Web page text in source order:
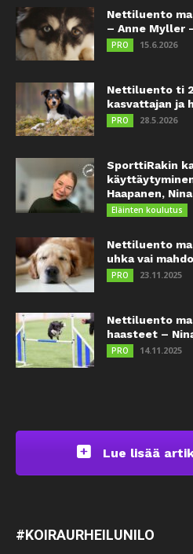
Nettiluento ma
– Anne Myller
PRO 15.6.2026
Nettiluento ti
kasvattajan ja
PRO 28.5.2026
SporttiRakin
Haapanen,
Eläinten koulutus
Nettiluento ma
uhka vai
PRO 23.11.2025
Nettiluento ma
haasteet –
PRO 14.11.2025
Lue lisää
#KOIRAURHEILUNILO